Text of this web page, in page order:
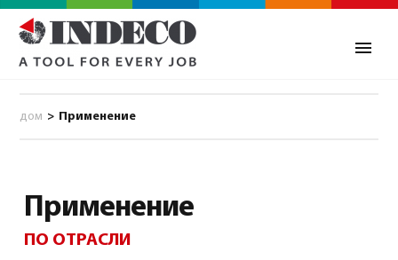
дом > Применение
Применение
ПО ОТРАСЛИ